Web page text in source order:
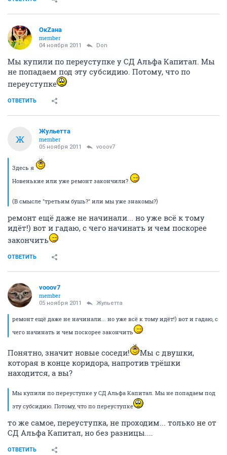
ОкZана
member
04 ноября 2011 Don
Мы купили по переуступке у СД Альфа Капитал. Мы
не попадаем под эту субсидию. Потому, что по
переуступке
ОТВЕТИТЬ
Ж
Жульетта
member
05 ноября 2011 vooov7
Здесь я
Новенькие или уже ремонт закончили?
(В смысле "третьим бушь?" или мы уже знакомы?)
ремонт ещё даже не начинали... но уже всё к тому
идёт!) вот и гадаю, с чего начинать и чем поскорее
закончить
ОТВЕТИТЬ
vooov7
member
05 ноября 2011 Жульетта
ремонт ещё даже не начинали... но уже всё к тому идёт!) вот и гадаю, с
чего начинать и чем поскорее закончить
Понятно, значит новые соседи!
Мы с двушки,
которая в конце коридора, напротив трёшки
находится, а вы?
Мы купили по переуступке у СД Альфа Капитал. Мы не попадаем под
эту субсидию. Потому, что по переуступке
то же самое, переуступка, не проходим... только не от
СД Альфа Капитал, но без разницы....
ОТВЕТИТЬ